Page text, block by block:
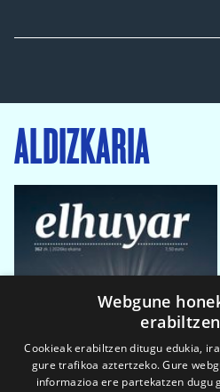
ALDIZKARIA
Webgune
Cookieak erabiltzen ditugu edukia,
gure trafikoa aztertzeko. Gure
informazioa ere partekatzen dugu